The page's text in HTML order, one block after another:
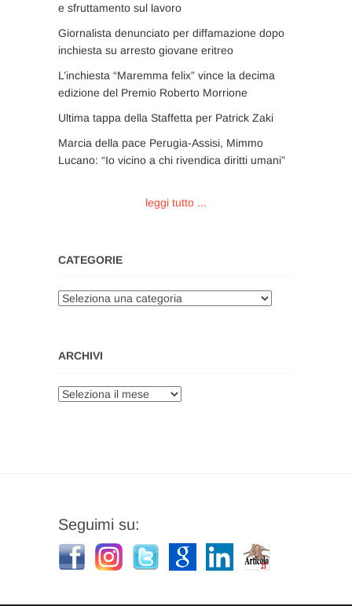
e sfruttamento sul lavoro
Giornalista denunciato per diffamazione dopo
inchiesta su arresto giovane eritreo
L’inchiesta “Maremma felix” vince la decima
edizione del Premio Roberto Morrione
Ultima tappa della Staffetta per Patrick Zaki
Marcia della pace Perugia-Assisi, Mimmo
Lucano: “Io vicino a chi rivendica diritti umani”
leggi tutto ...
CATEGORIE
Categorie
ARCHIVI
Archivi
Seguimi su: